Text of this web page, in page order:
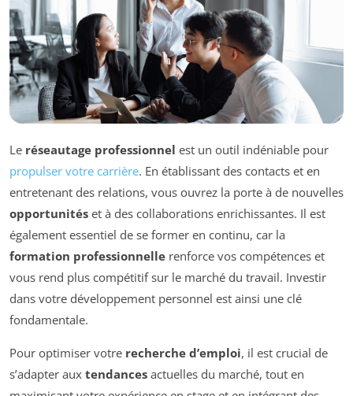
Le réseautage professionnel est un outil indéniable pour
propulser votre carrière. En établissant des contacts et en
entretenant des relations, vous ouvrez la porte à de nouvelles
opportunités et à des collaborations enrichissantes. Il est
également essentiel de se former en continu, car la
formation professionnelle renforce vos compétences et
vous rend plus compétitif sur le marché du travail. Investir
dans votre développement personnel est ainsi une clé
fondamentale.
Pour optimiser votre recherche d’emploi, il est crucial de
s’adapter aux tendances actuelles du marché, tout en